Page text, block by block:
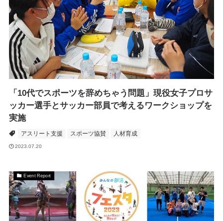
「10代でスポーツを辞めちゃう問題」現役女子プロサ
ッカー選手とサッカー部員で考えるワークショップを
実施
アスリート支援 スポーツ協賛 人材育成
2023.07.20
Event Report